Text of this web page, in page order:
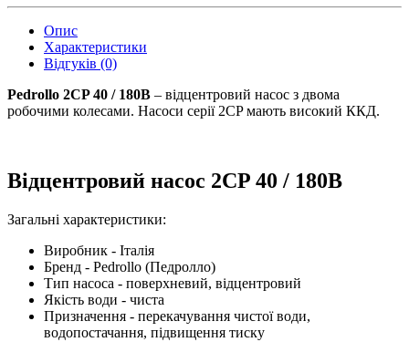
Опис
Характеристики
Відгуків (0)
Pedrollo 2CP 40 / 180B – відцентровий насос з двома
робочими колесами. Насоси серії 2CP мають високий ККД.
Відцентровий насос 2CP 40 / 180B
Загальні характеристики:
Виробник - Італія
Бренд - Pedrollo (Педролло)
Тип насоса - поверхневий, відцентровий
Якість води - чиста
Призначення - перекачування чистої води,
водопостачання, підвищення тиску